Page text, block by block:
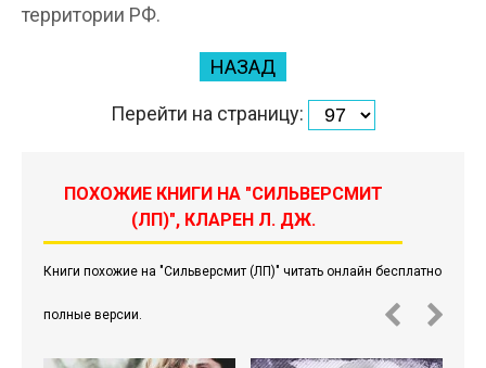
территории РФ.
НАЗАД
Перейти на страницу:
ПОХОЖИЕ КНИГИ НА "СИЛЬВЕРСМИТ
(ЛП)", КЛАРЕН Л. ДЖ.
Книги похожие на "Сильверсмит (ЛП)" читать онлайн бесплатно
полные версии.